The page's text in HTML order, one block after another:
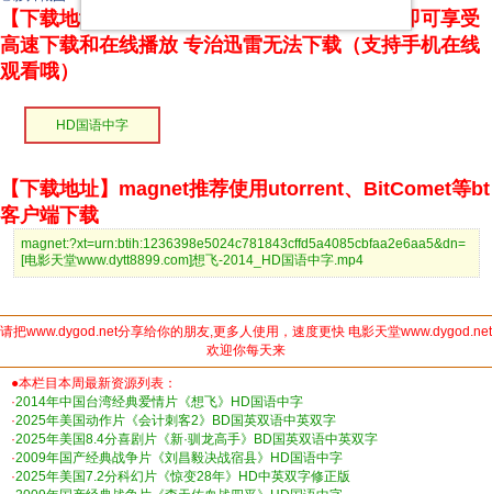
【下载地址】本站专属下载器：点击下方链接 即可享受
高速下载和在线播放 专治迅雷无法下载（支持手机在线
观看哦）
HD国语中字
【下载地址】magnet推荐使用utorrent、BitComet等bt
客户端下载
magnet:?xt=urn:btih:1236398e5024c781843cffd5a4085cbfaa2e6aa5&dn=
[电影天堂www.dytt8899.com]想飞-2014_HD国语中字.mp4
请把www.dygod.net分享给你的朋友,更多人使用，速度更快 电影天堂www.dygod.net
欢迎你每天来
●本栏目本周最新资源列表：
·2014年中国台湾经典爱情片《想飞》HD国语中字
·2025年美国动作片《会计刺客2》BD国英双语中英双字
·2025年美国8.4分喜剧片《新·驯龙高手》BD国英双语中英双字
·2009年国产经典战争片《刘昌毅决战宿县》HD国语中字
·2025年美国7.2分科幻片《惊变28年》HD中英双字修正版